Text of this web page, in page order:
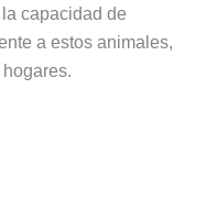
capacidad de
a estos animales,